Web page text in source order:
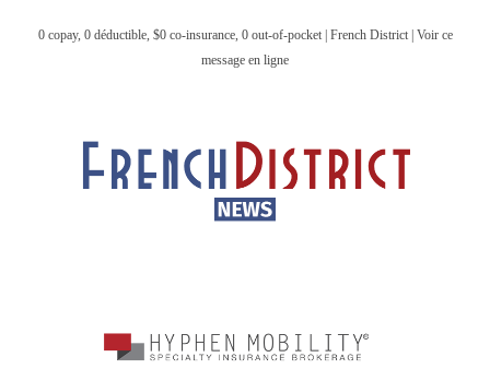
0 copay, 0 déductible, $0 co-insurance, 0 out-of-pocket | French District | Voir ce
message en ligne